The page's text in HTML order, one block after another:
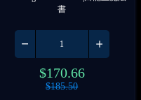
書
$170.66
$185.50